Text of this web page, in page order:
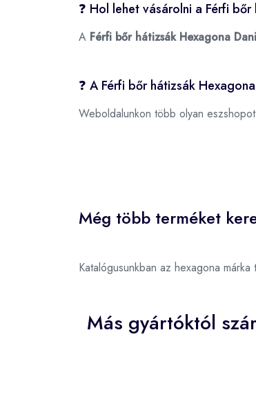
❓ Hol lehet vásárolni a Férfi
A Férfi bőr hátizsák Hexagona
❓ A Férfi bőr hátizsák
Weboldalunkon több olyan
Még több terméket
Katalógusunkban az hexagona
Más gyártóktól